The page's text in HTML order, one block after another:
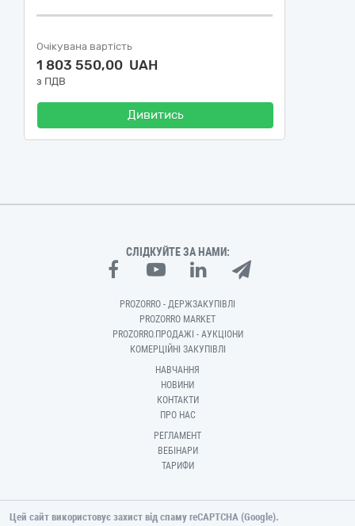
Очікувана вартість
1 803 550,00 UAH
з ПДВ
Дивитись
СЛІДКУЙТЕ ЗА НАМИ:
PROZORRO - ДЕРЖЗАКУПІВЛІ
PROZORRO MARKET
PROZORRO.ПРОДАЖІ - АУКЦІОНИ
КОМЕРЦІЙНІ ЗАКУПІВЛІ
НАВЧАННЯ
НОВИНИ
КОНТАКТИ
ПРО НАС
РЕГЛАМЕНТ
ВЕБІНАРИ
ТАРИФИ
Цей сайт використовує захист від спаму reCAPTCHA (Google).